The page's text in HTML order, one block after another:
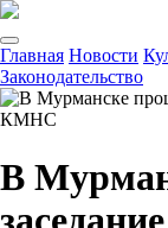
Главная Новости
Законодательство
В